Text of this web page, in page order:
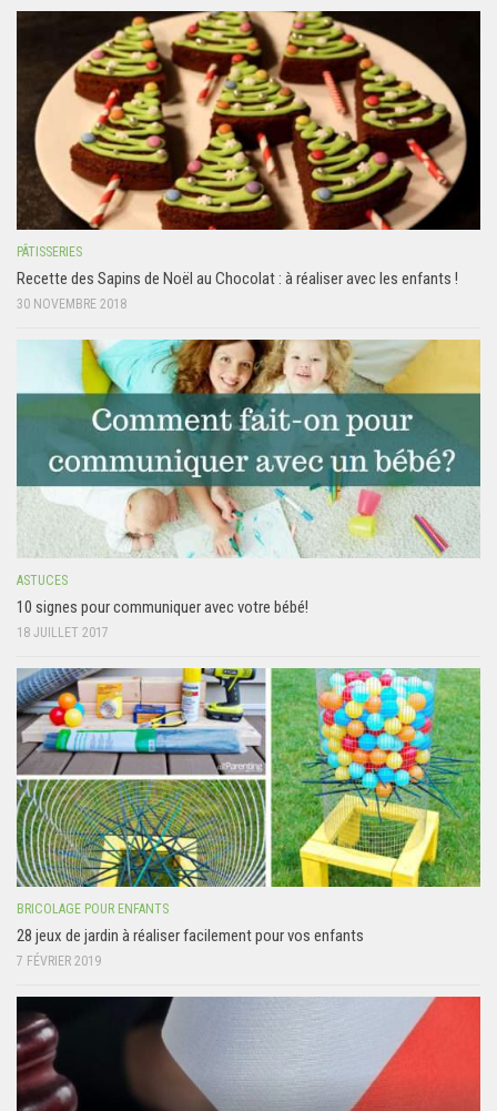
PÂTISSERIES
Recette des Sapins de Noël au Chocolat : à réaliser avec les enfants !
30 NOVEMBRE 2018
ASTUCES
10 signes pour communiquer avec votre bébé!
18 JUILLET 2017
BRICOLAGE POUR ENFANTS
28 jeux de jardin à réaliser facilement pour vos enfants
7 FÉVRIER 2019